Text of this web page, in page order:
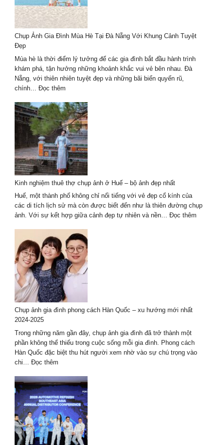
Chụp Ảnh Gia Đình Mùa Hè Tại Đà Nẵng Với Khung Cảnh Tuyệt
Đẹp
Mùa hè là thời điểm lý tưởng để các gia đình bắt đầu hành trình
khám phá, tận hưởng những khoảnh khắc vui vẻ bên nhau. Đà
Nẵng, với thiên nhiên tuyệt đẹp và những bãi biển quyến rũ,
chính… Đọc thêm
Ảnh
Gia
Đình
Mùa
Hè
Tại
Đà
Nẵng
Với
Khung
Cảnh
Tuyệt
Kinh nghiệm thuê thợ chụp ảnh ở Huế – bộ ảnh đẹp nhất
Huế, một thành phố không chỉ nổi tiếng với vẻ đẹp cổ kính của
các di tích lịch sử mà còn được biết đến như là thiên đường chụp
ảnh. Với sự kết hợp giữa cảnh đẹp tự nhiên và nền… Đọc thêm
Chụp ảnh gia đình phong cách Hàn Quốc – xu hướng mới nhất
2024-2025
Trong những năm gần đây, chụp ảnh gia đình đã trở thành một
phần không thể thiếu trong cuộc sống mỗi gia đình. Phong cách
Hàn Quốc đặc biệt thu hút người xem nhờ vào sự chú trọng vào
chi… Đọc thêm
ảnh
gia
đình
phong
cách
Hàn
Quốc